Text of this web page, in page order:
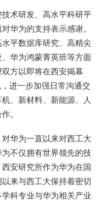
术研发、高水平科研平
华为的支持表示感谢。
平数据库研究、高精尖
华为鸿蒙菁英班等方面
方以即将在西安揭幕
进一步加强日常沟通交
、新材料、新能源、人
。
华为一直以来对西工大
不仅拥有世界领先的技
安研究所作为华为在国
来与西工大保持着密切
科专业与华为相关产业